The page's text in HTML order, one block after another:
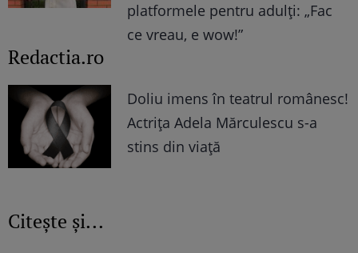
platformele pentru adulți: „Fac
ce vreau, e wow!”
Redactia.ro
Doliu imens în teatrul românesc!
Actrița Adela Mărculescu s-a
stins din viață
Citește și...